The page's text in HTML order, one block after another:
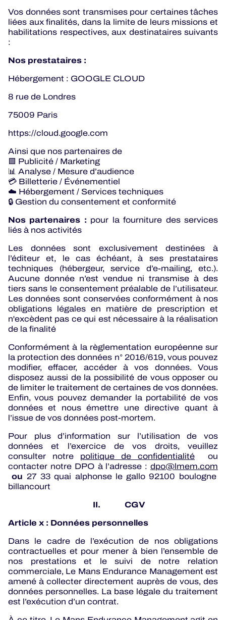
Vos données sont transmises pour certaines tâches
liées aux finalités, dans la limite de leurs missions et
habilitations respectives, aux destinataires suivants
:
Nos prestataires :
Hébergement : GOOGLE CLOUD
8 rue de Londres
75009 Paris
https://cloud.google.com
Ainsi que nos partenaires de
🟩 Publicité / Marketing
📊 Analyse / Mesure d’audience
💳 Billetterie / Événementiel
☁️ Hébergement / Services techniques
🔒 Gestion du consentement et conformité
Nos partenaires : pour la fourniture des services
liés à nos activités
Les données sont exclusivement destinées à
l’éditeur et, le cas échéant, à ses prestataires
techniques (hébergeur, service d’e-mailing, etc.).
Aucune donnée n’est vendue ni transmise à des
tiers sans le consentement préalable de l’utilisateur.
Les données sont conservées conformément à nos
obligations légales en matière de prescription et
n'excèdent pas ce qui est nécessaire à la réalisation
de la finalité
Conformément à la règlementation européenne sur
la protection des données n° 2016/619, vous pouvez
modifier, effacer, accéder à vos données. Vous
disposez aussi de la possibilité de vous opposer ou
de limiter le traitement de certaines de vos données.
Enfin, vous pouvez demander la portabilité de vos
données et nous émettre une directive quant à
l’issue de vos données post-mortem.
Pour plus d’information sur l’utilisation de vos
données et l’exercice de vos droits, veuillez
consulter notre politique de confidentialité ou
contacter notre DPO à l’adresse : dpo@lmem.com
ou 27 33 quai alphonse le gallo 92100 boulogne
billancourt
II. CGV
Article x : Données personnelles
Dans le cadre de l’exécution de nos obligations
contractuelles et pour mener à bien l’ensemble de
nos prestations et le suivi de notre relation
commerciale, Le Mans Endurance Management est
amené à collecter directement auprès de vous, des
données personnelles. La base légale du traitement
est l’exécution d’un contrat.